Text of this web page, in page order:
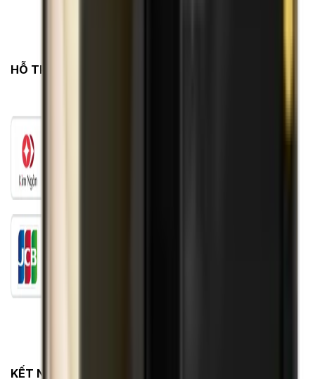
HỖ TRỢ THANH TOÁN
KẾT NỐI VỚI CHÚNG TÔI